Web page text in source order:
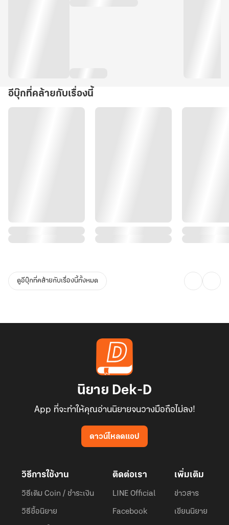
อีบุ๊กที่คล้ายกับเรื่องนี้
ดูอีบุ๊กที่คล้ายกับเรื่องนี้ทั้งหมด
นิยาย Dek-D
App ที่จะทำให้คุณอ่านนิยายจนวางมือถือไม่ลง!
ดาวน์โหลดแอป
วิธีการใช้งาน
วิธีเติม Coin / ชำระเงิน
วิธีซื้อนิยาย
ติดต่อเรา
LINE Official
Facebook
เพิ่มเติม
ข่าวสาร
เขียนนิยาย